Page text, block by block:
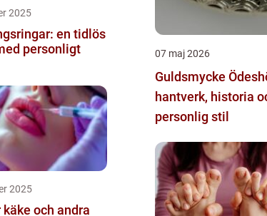
2025
en tidlös
personligt
2025
och andra
07 maj 2026
Guldsmycke
hantverk, historia
personlig stil